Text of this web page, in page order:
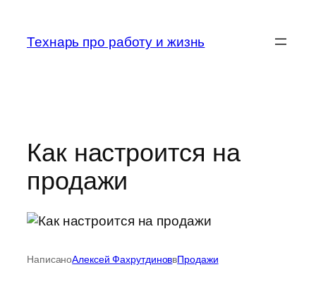
содержимому
Технарь про работу и жизнь
Как настроится на
продажи
НаписаноАлексей ФахрутдиноввПродажи